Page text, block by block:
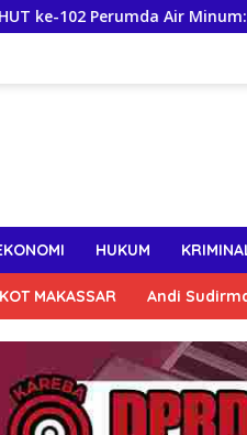
Air Minum: Tempat Ini
HUKUM
MAKASSAR Andi